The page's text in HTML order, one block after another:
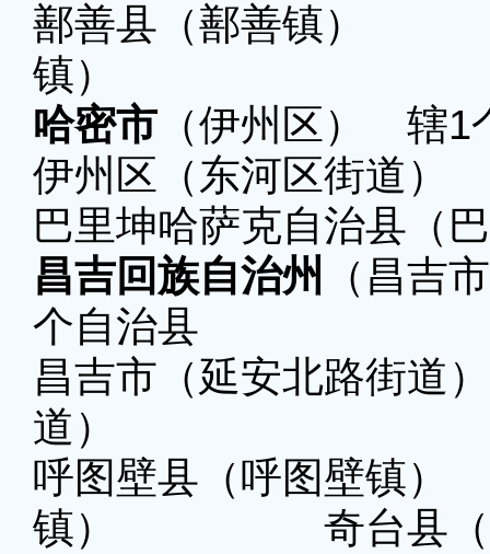
鄯善县（鄯善镇
镇）
哈密市 （伊州区） 辖1
伊州区（东河区街道）
巴里坤哈萨克自治县（
昌吉回族自治州
（昌吉
个自治县
昌吉市（延安北路
道）
呼图壁县（呼图壁
镇） 奇台县（奇